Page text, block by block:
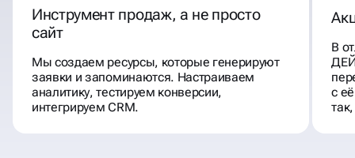
Инструмент продаж, а не просто
сайт
Мы создаем ресурсы, которые генерируют
заявки и запоминаются. Настраиваем
аналитику, тестируем конверсии,
интегрируем CRM.
В
с